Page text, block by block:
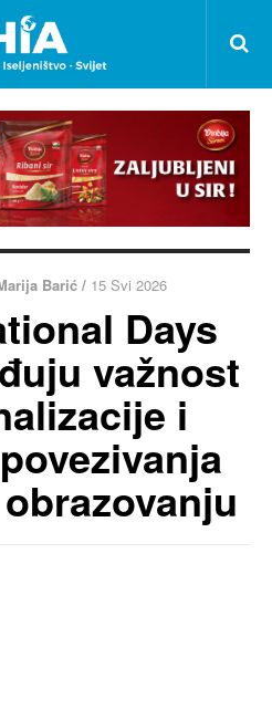
Barić / 15 Svi 2026
Days
važnost
i